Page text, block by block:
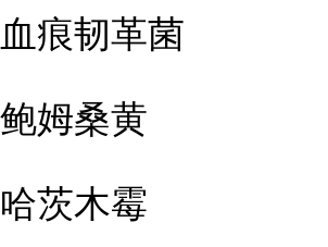
血痕韧革菌
鲍姆桑黄
哈茨木霉